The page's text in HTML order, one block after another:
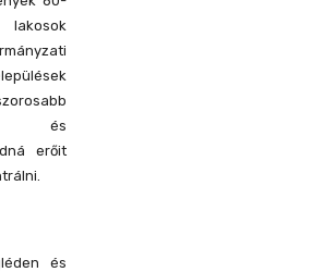
és
erőit
és